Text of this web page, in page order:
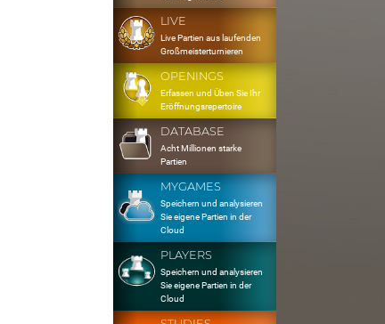
LIVE
Live Partien aus laufenden
Großmeisterturnieren
OPENINGS
Erfassen und Üben Sie Ihr
Eröffnungsrepertoire
DATABASE
Acht Millionen starke
Partien
MYGAMES
Speichern und analysieren
Sie eigene Partien in der
Cloud
PLAYERS
Speichern und analysieren
Sie eigene Partien in der
Cloud